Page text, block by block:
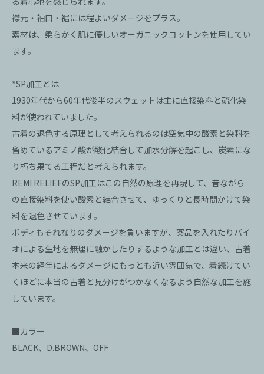
襟元・袖口・裾には程よいダメージをプラス。
素材は、柔らかく肌に優しいオーガニックコットンを使用してい
ます。
*SP加工とは
1930年代から60年代後半のスウェットは主に直接染料と硫化染
料が使われていました。
古着の退色する原理として考えられるのは空気中の酸素と染料を
留めているアミノ酸が酸化結合して加水分解を起こし、炭素にな
り朽ち果てる工程だと考えられます。
REMI RELIEFのSP加工はこの自然の原理を再現して、昔ながら
の直接染料を使い酸素と結合させて、ゆっくりと長時間かけて染
料を退色させています。
ボディもそれなりのダメージを負いますが、薬品を入れたりバイ
オによる生地を無理に融かしたりするような加工とは違い、古着
本来の経年によるダメージにもっとも近い雰囲気で、着続けてい
くほどに本当の古着と見分けがつかなくなるよう自然な加工を施
しています。
■カラー
BLACK、D.BROWN、OFF